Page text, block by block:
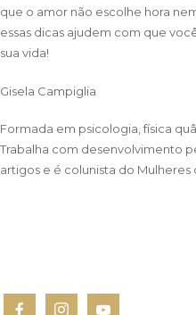
que o amor não escolhe hora
essas dicas ajudem com que
sua vida!
Gisela Campiglia
Formada em psicologia, física
Trabalha com desenvolvimento
artigos e é colunista do Mulheres